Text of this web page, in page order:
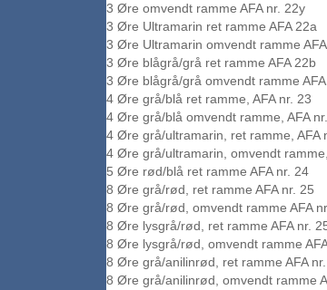
3 Øre omvendt ramme AFA nr. 22y
3 Øre Ultramarin ret ramme AFA 22a
3 Øre Ultramarin omvendt ramme
3 Øre blågrå/grå ret ramme AFA 22b
3 Øre blågrå/grå omvendt ramme
4 Øre grå/blå ret ramme, AFA nr. 23
4 Øre grå/blå omvendt ramme, AFA
4 Øre grå/ultramarin, ret ramme, AFA
4 Øre grå/ultramarin, omvendt
5 Øre rød/blå ret ramme AFA nr. 24
8 Øre grå/rød, ret ramme AFA nr. 25
8 Øre grå/rød, omvendt ramme AFA
8 Øre lysgrå/rød, ret ramme AFA nr.
8 Øre lysgrå/rød, omvendt ramme
8 Øre grå/anilinrød, ret ramme AFA
8 Øre grå/anilinrød, omvendt ramme